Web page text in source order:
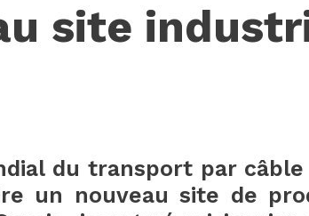
site
du transport par
un nouveau site de